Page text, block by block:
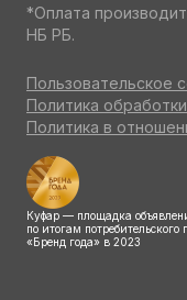
*Оплата
НБ РБ.
Пользовательское
Политика
Политика в
Куфар — площадка
по итогам потребительского
«Бренд года» в 2023